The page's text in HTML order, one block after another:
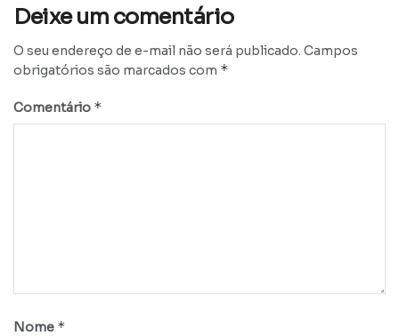
Deixe um comentário
O seu endereço de e-mail não será publicado. Campos
obrigatórios são marcados com *
Comentário *
Nome *